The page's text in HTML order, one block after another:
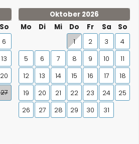
So
6
13
20
27
Oktober 2026
Mo
Di Mi Do Fr Sa So
1 2 3
4
5
6 7 8 9 10
11
12
13 14 15 16 17
18
19
20 21 22 23 24
25
26
27 28 29 30 31